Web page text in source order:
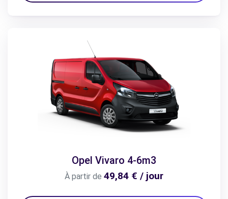
Opel Vivaro 4-6m3
À partir de 49,84 € / jour